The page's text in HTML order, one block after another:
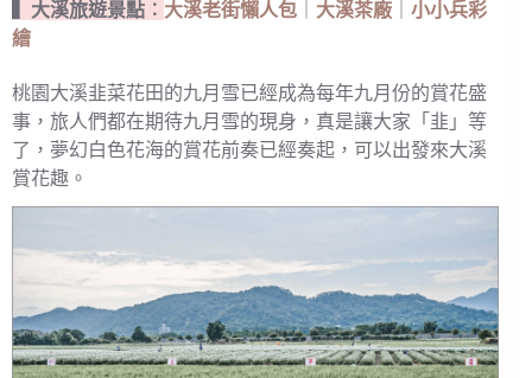
▍大溪旅遊景點︰ 大溪老街懶人包 大溪茶廠
小小兵彩
繪
桃園大溪韭菜花田的九月雪已經成為每年九月份的賞花盛
事，旅人們都在期待九月雪的現身，真是讓大家「韭」等
了，夢幻白色花海的賞花前奏已經奏起，可以出發來大溪
賞花趣。